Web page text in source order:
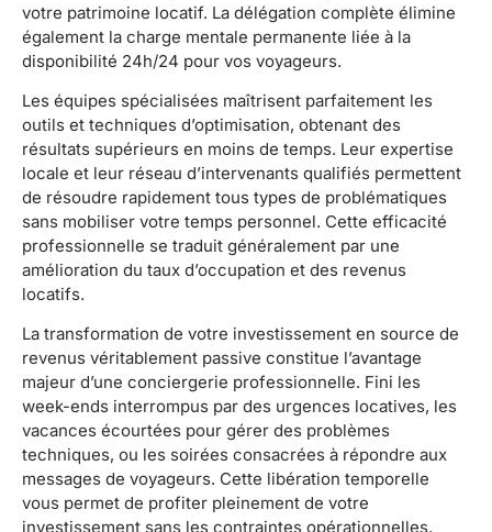
votre patrimoine locatif. La délégation complète élimine
également la charge mentale permanente liée à la
disponibilité 24h/24 pour vos voyageurs.
Les équipes spécialisées maîtrisent parfaitement les
outils et techniques d’optimisation, obtenant des
résultats supérieurs en moins de temps. Leur expertise
locale et leur réseau d’intervenants qualifiés permettent
de résoudre rapidement tous types de problématiques
sans mobiliser votre temps personnel. Cette efficacité
professionnelle se traduit généralement par une
amélioration du taux d’occupation et des revenus
locatifs.
La transformation de votre investissement en source de
revenus véritablement passive constitue l’avantage
majeur d’une conciergerie professionnelle. Fini les
week-ends interrompus par des urgences locatives, les
vacances écourtées pour gérer des problèmes
techniques, ou les soirées consacrées à répondre aux
messages de voyageurs. Cette libération temporelle
vous permet de profiter pleinement de votre
investissement sans les contraintes opérationnelles.